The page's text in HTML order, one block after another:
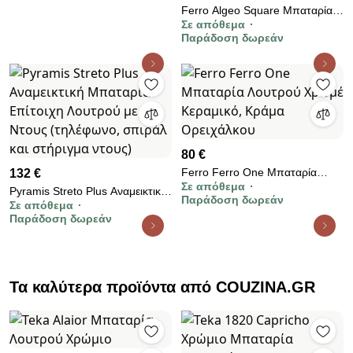
Ferro Algeo Square Μπαταρία
Μπανιέρας Χρωμέ Κεραμικό,
Κράμα Ορειχάλκου BAQ11A
Σε απόθεμα
Παράδοση δωρεάν
132 €
Pyramis Streto Plus Αναμεικτική
Mπαταρία Επίτοιχη Λουτρού με
Σετ Ντους (τηλέφωνο, σπιράλ
Σε απόθεμα
Παράδοση δωρεάν
80 €
Ferro Ferro One Μπαταρία
Λουτρού Χρωμέ Κεραμικό,
Κράμα Ορειχάλκου
Σε απόθεμα
Παράδοση δωρεάν
Τα καλύτερα προϊόντα από COUZINA.GR